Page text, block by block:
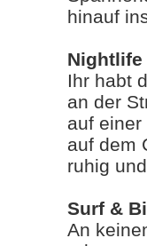
hinauf
Nightlife
Ihr habt
an der
auf
auf dem
ruhig
Surf &
An